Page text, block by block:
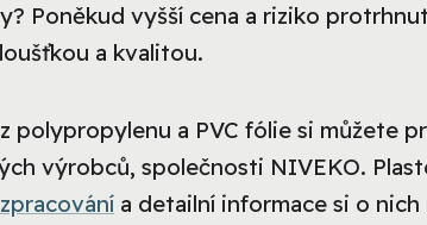
Poněkud vyšší cena a riziko
a kvalitou.
z polypropylenu a PVC fólie si můžete
výrobců, společnosti NIVEKO.
zpracování a detailní informace si o